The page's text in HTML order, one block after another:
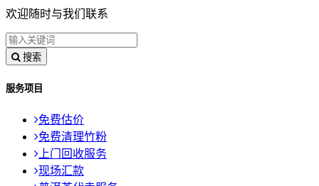
欢迎随时与我们联系
搜索
服务项目
免费估价
免费清理竹粉
上门回收服务
现场汇款